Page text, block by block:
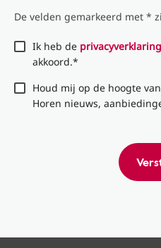
De velden gemarkeerd met *
Ik heb de privacyverklaring
akkoord.*
Houd mij op de hoogte
Horen nieuws,